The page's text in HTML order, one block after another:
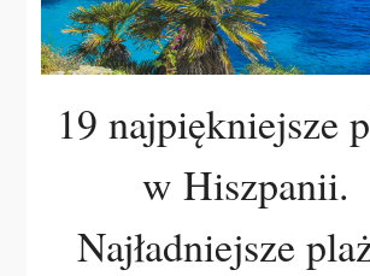
19 najpiękniejsze
w Hiszpanii.
Najładniejsze